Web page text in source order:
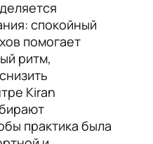
спокойный
помогает
ритм,
Kiran
практика была